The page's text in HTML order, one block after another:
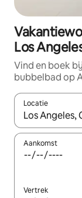
Los
Vind en boek
bubbelbad op
Locatie
Wanneer er
Aankomst
Vertrek